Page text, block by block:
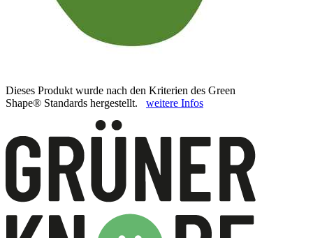
Dieses Produkt wurde nach den Kriterien des Green
Shape® Standards hergestellt. weitere Infos